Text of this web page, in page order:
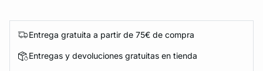
Entrega gratuita a partir de 75€ de compra
Entregas y devoluciones gratuitas en tienda